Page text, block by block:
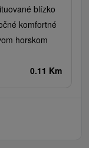
blízko
komfortné
horskom
0.11 Km